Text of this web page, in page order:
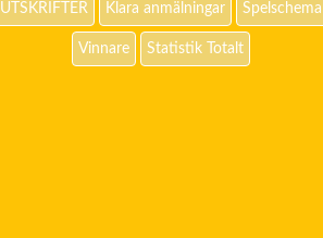
UTSKRIFTER Klara anmälningar Spelschema
Vinnare Statistik Totalt